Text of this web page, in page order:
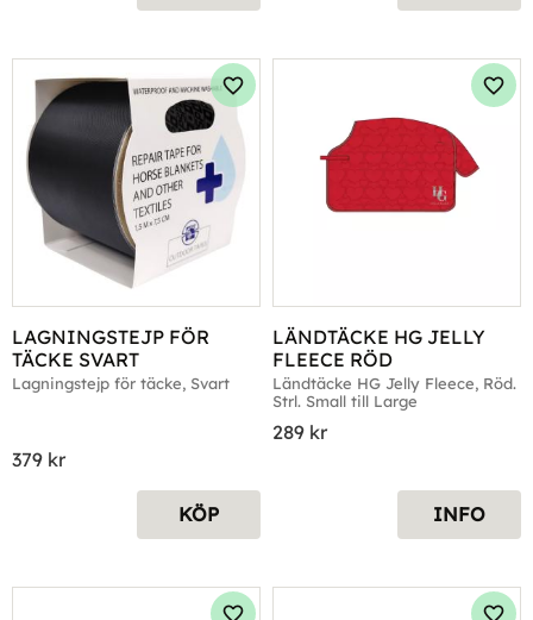
LAGNINGSTEJP FÖR
TÄCKE SVART
Lagningstejp för täcke, Svart
379 kr
Lägg till i favoriter
KÖP
LÄNDTÄCKE HG JELLY
FLEECE RÖD
Ländtäcke HG Jelly Fleece, Röd.
Strl. Small till Large
289 kr
INFO